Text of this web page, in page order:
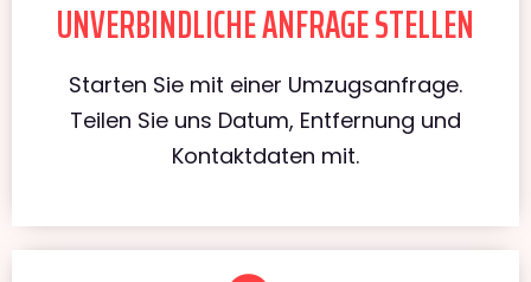
UNVERBINDLICHE ANFRAGE STELLEN
Starten Sie mit einer Umzugsanfrage.
Teilen Sie uns Datum, Entfernung und
Kontaktdaten mit.